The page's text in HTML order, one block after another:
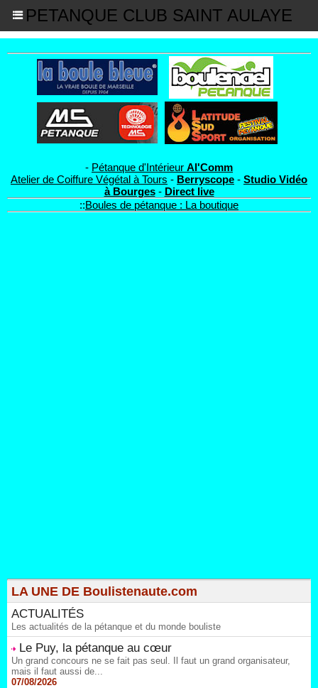
PETANQUE CLUB SAINT AULAYE
- Pétanque d'Intérieur Al'Comm
Atelier de Coiffure Végétal à Tours - Berryscope - Studio Vidéo
à Bourges- Direct live
::Boules de pétanque : La boutique
LA UNE DE Boulistenaute.com
ACTUALITÉS
Les actualités de la pétanque et du monde bouliste
Le Puy, la pétanque au cœur
Un grand concours ne se fait pas seul. Il faut un grand organisateur,
mais il faut aussi de...
07/08/2026